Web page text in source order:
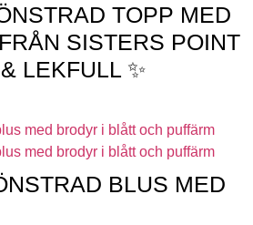
TOPP MED
SISTERS POINT
LEKFULL ✨
BLUS MED